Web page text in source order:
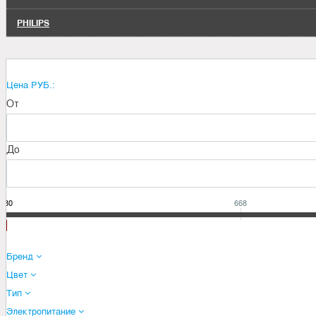
PHILIPS
Цена РУБ.:
От
До
580 668
Бренд
Цвет
Тип
Электропитание